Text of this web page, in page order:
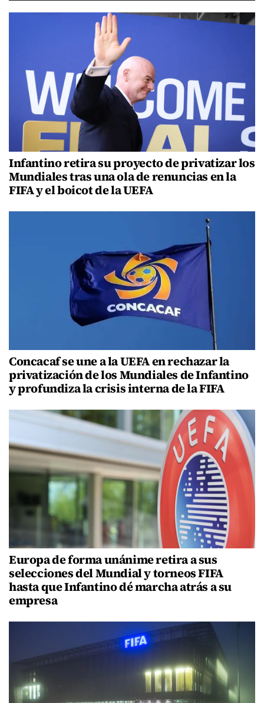
Infantino retira su proyecto de privatizar los
Mundiales tras una ola de renuncias en la
FIFA y el boicot de la UEFA
Concacaf se une a la UEFA en rechazar la
privatización de los Mundiales de Infantino
y profundiza la crisis interna de la FIFA
Europa de forma unánime retira a sus
selecciones del Mundial y torneos FIFA
hasta que Infantino dé marcha atrás a su
empresa